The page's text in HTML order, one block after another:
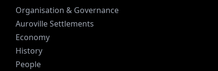
Organisation & Governance
Auroville Settlements
Economy
History
People